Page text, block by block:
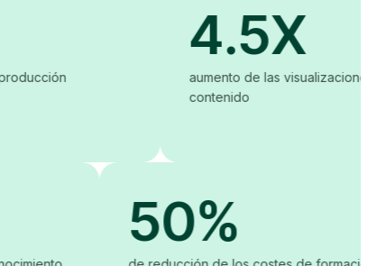
4.5X
aumento de las visualizaciones y descargas
50%